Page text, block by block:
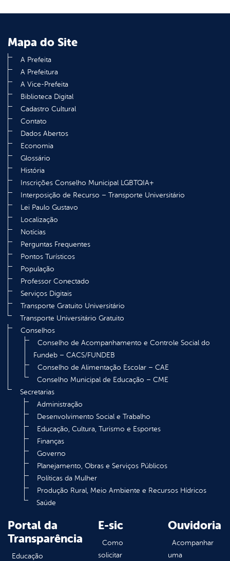
Mapa do Site
A Prefeita
A Prefeitura
A Vice-Prefeita
Biblioteca Digital
Cadastro Cultural
Contato
Dados Abertos
Economia
Glossário
História
Inscrições Conselho Municipal LGBTQIA+
Interposição de Recurso – Transporte Universitário
Lei Paulo Gustavo
Localização
Notícias
Perguntas Frequentes
Pontos Turísticos
População
Professor Conectado
Serviços Digitais
Transporte Gratuito Universitário
Transporte Universitário Gratuito
Conselhos
Conselho de Acompanhamento e Controle Social do
Fundeb – CACS/FUNDEB
Conselho de Alimentação Escolar – CAE
Conselho Municipal de Educação – CME
Secretarias
Administração
Desenvolvimento Social e Trabalho
Educação, Cultura, Turismo e Esportes
Finanças
Governo
Planejamento, Obras e Serviços Públicos
Políticas da Mulher
Produção Rural, Meio Ambiente e Recursos Hídricos
Saúde
Portal da
Transparência
Educação
E-sic
Como
solicitar
Ouvidoria
Acompanhar
uma